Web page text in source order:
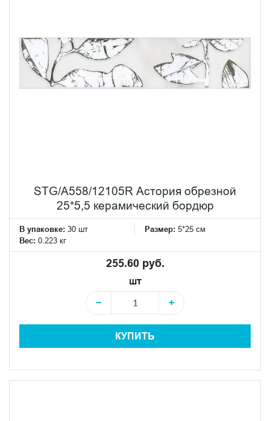
STG/A558/12105R Астория обрезной
25*5,5 керамический бордюр
В упаковке: 30 шт Размер: 5*25 см
Вес: 0.223 кг
255.60 руб.
шт
−
+
КУПИТЬ